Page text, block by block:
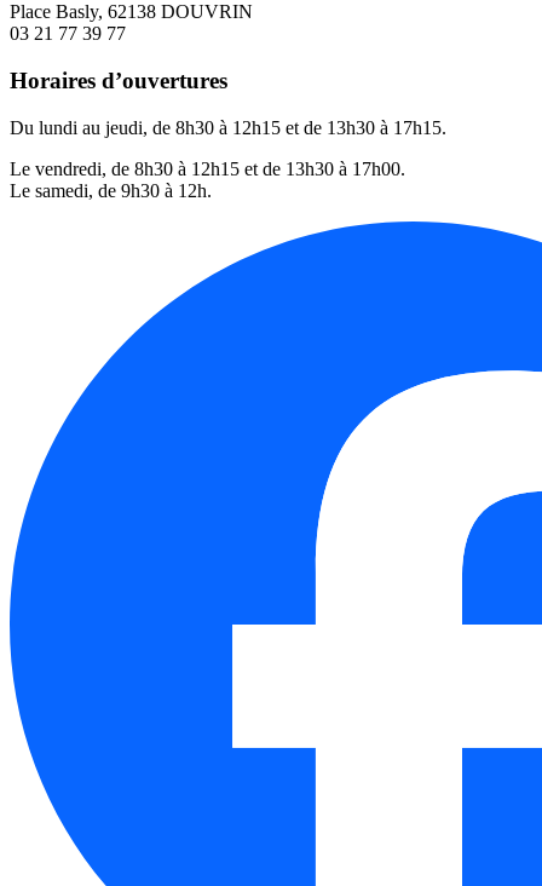
Place Basly, 62138 DOUVRIN
03 21 77 39 77
Horaires d’ouvertures
Du lundi au jeudi, de 8h30 à 12h15 et de 13h30 à 17h15.
Le vendredi, de 8h30 à 12h15 et de 13h30 à 17h00.
Le samedi, de 9h30 à 12h.